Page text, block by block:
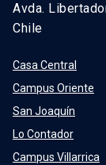
Avda.
Chile
Casa Central
Campus Oriente
San Joaquín
Lo Contador
Campus Villarrica